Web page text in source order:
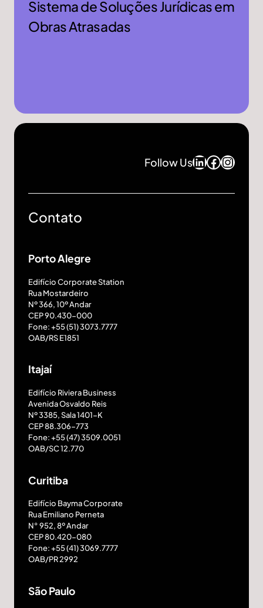
Sistema de Soluções Jurídicas em
Obras Atrasadas
Follow UsLinkedIn
Contato
Porto Alegre
Edifício Corporate Station
Rua Mostardeiro
Nº 366, 10º Andar
CEP 90.430-000
Fone: +55 (51) 3073.7777
OAB/RS E1851
Itajaí
Edifício Riviera Business
Avenida Osvaldo Reis
Nº 3385, Sala 1401-K
CEP 88.306-773
Fone: +55 (47) 3509.0051
OAB/SC 12.770
Curitiba
Edifício Bayma Corporate
Rua Emiliano Perneta
N° 952, 8º Andar
CEP 80.420-080
Fone: +55 (41) 3069.7777
OAB/PR 2992
São Paulo